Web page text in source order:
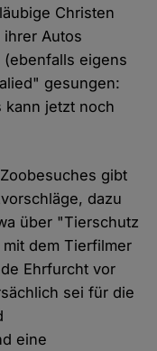
Christen
Autos
eigens
gesungen:
kann jetzt noch
gibt
dazu
über "Tierschutz
dem Tierfilmer
Ehrfurcht vor
sei für die
eine